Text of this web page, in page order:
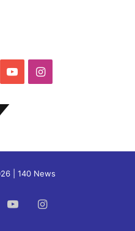
YouTubeInstagram
| 140 News
YouTubeInstagram